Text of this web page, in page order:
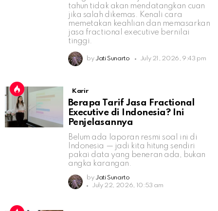
tahun tidak akan mendatangkan cuan
jika salah dikemas. Kenali cara
memetakan keahlian dan memasarkan
jasa fractional executive bernilai
tinggi.
by Jati Sunarto July 21, 2026, 9:43 pm
Karir
Berapa Tarif Jasa Fractional
Executive di Indonesia? Ini
Penjelasannya
Belum ada laporan resmi soal ini di
Indonesia — jadi kita hitung sendiri
pakai data yang beneran ada, bukan
angka karangan.
by Jati Sunarto
July 22, 2026, 10:53 am